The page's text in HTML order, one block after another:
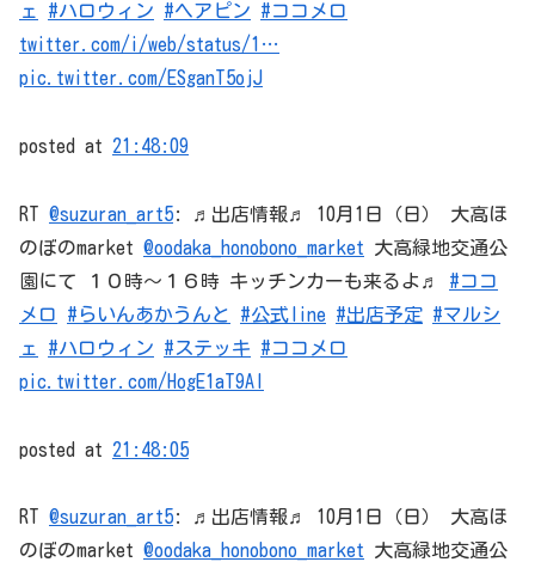
ェ
#ハロウィン #ヘアピン
#ココメロ
twitter.com/i/web/status/1…
pic.twitter.com/ESganT5ojJ
posted at 21:48:09
RT @suzuran_art5: ♬出店情報♬ 10月1日（日） 大高ほ
のぼのmarket @oodaka_honobono_market 大高緑地交通公
園にて １０時〜１６時 キッチンカーも来るよ♬ #ココ
メロ
#らいんあかうんと #公式line #出店予定 #マルシ
ェ
#ハロウィン #ステッキ
#ココメロ
pic.twitter.com/HogE1aT9Al
posted at 21:48:05
RT @suzuran_art5: ♬出店情報♬ 10月1日（日） 大高ほ
のぼのmarket @oodaka_honobono_market 大高緑地交通公